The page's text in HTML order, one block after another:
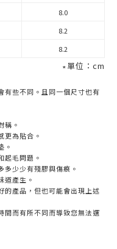
8.0
8.2
8.2
∗單位：cm
有些不同。且同一個尺寸也有
稱。
更為貼合。
。
起毛問題。
多少少有殘膠與傷痕。
道產生。
的產品，但也可能會出現上述
間而有所不同而導致您無法選